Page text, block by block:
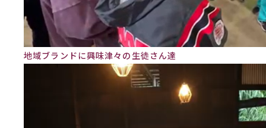
地域ブランドに興味津々の生徒さん達